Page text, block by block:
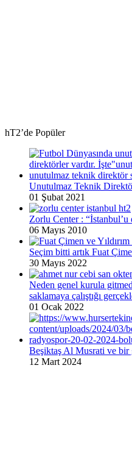
hT2’de Popüler
Unutulmaz Teknik
01 Şubat 2021
Zorlu Center :
06 Mayıs 2010
Seçim bitti artık Fuat
30 Mayıs 2022
Neden genel kurula
saklamaya çalıştığı
01 Ocak 2022
Beşiktaş Al Musrati ve bir
12 Mart 2024